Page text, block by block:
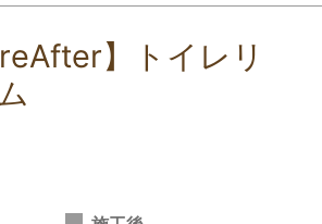
】トイレリ